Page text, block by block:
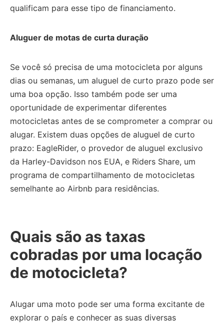
qualificam para esse tipo de financiamento.
Aluguer de motas de curta duração
Se você só precisa de uma motocicleta por alguns
dias ou semanas, um aluguel de curto prazo pode ser
uma boa opção. Isso também pode ser uma
oportunidade de experimentar diferentes
motocicletas antes de se comprometer a comprar ou
alugar. Existem duas opções de aluguel de curto
prazo: EagleRider, o provedor de aluguel exclusivo
da Harley-Davidson nos EUA, e Riders Share, um
programa de compartilhamento de motocicletas
semelhante ao Airbnb para residências.
Quais são as taxas
cobradas por uma locação
de motocicleta?
Alugar uma moto pode ser uma forma excitante de
explorar o país e conhecer as suas diversas